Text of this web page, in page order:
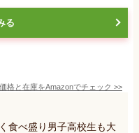
る
価格と在庫をAmazonでチェック >>
食べ盛り男子高校生も大